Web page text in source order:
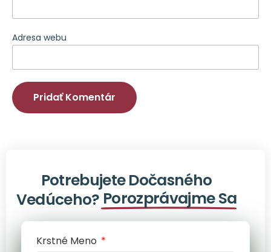
Adresa webu
Potrebujete Dočasného
Vedúceho? Porozprávajme Sa
Krstné Meno